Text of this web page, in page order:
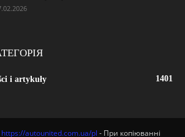
i artykuły 1401
https://autounited.com.ua/pl - При копіюванні